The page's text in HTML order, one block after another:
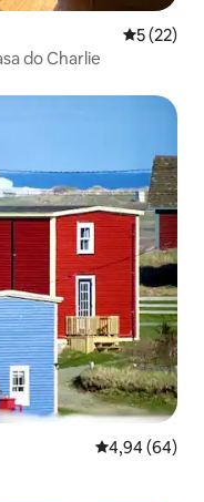
5 de uma
5 (22)
do Charlie
4,94 de uma
4,94 (64)